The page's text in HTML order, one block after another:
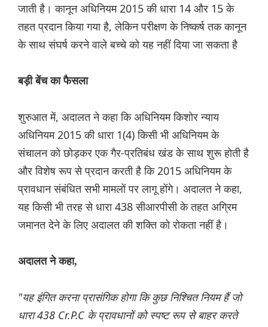
जाती है। कानून अधिनियम 2015 की धारा 14 और 15 के
तहत प्रदान किया गया है, लेकिन परीक्षण के निष्कर्ष तक कानून
के साथ संघर्ष करने वाले बच्चे को यह नहीं दिया जा सकता है
बड़ी बेंच का फैसला
शुरुआत में, अदालत ने कहा कि अधिनियम किशोर न्याय
अधिनियम 2015 की धारा 1(4) किसी भी अधिनियम के
संचालन को छोड़कर एक गैर-प्रतिबंध खंड के साथ शुरू होती है
और विशेष रूप से प्रदान करती है कि 2015 अधिनियम के
प्रावधान संबंधित सभी मामलों पर लागू होंगे। अदालत ने कहा,
यह किसी भी तरह से धारा 438 सीआरपीसी के तहत अग्रिम
जमानत देने के लिए अदालत की शक्ति को रोकता नहीं है।
अदालत ने कहा,
"यह इंगित करना प्रासंगिक होगा कि कुछ निश्चित नियम हैं जो
धारा 438 Cr.P.C के प्रावधानों को स्पष्ट रूप से बाहर करते